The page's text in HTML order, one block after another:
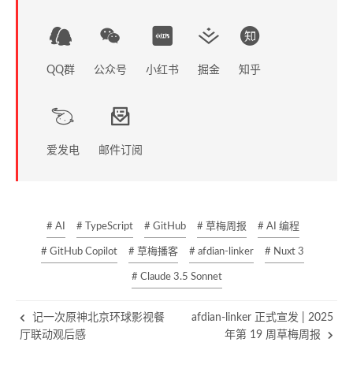
QQ群 公众号 小红书 掘金 知乎
爱发电 邮件订阅
# AI # TypeScript # GitHub # 草梅周报 # AI 编程
# GitHub Copilot # 草梅播客 # afdian-linker # Nuxt 3
# Claude 3.5 Sonnet
记一次原神北京环球影视餐
厅联动观后感
afdian-linker 正式宣发 | 2025
年第 19 周草梅周报